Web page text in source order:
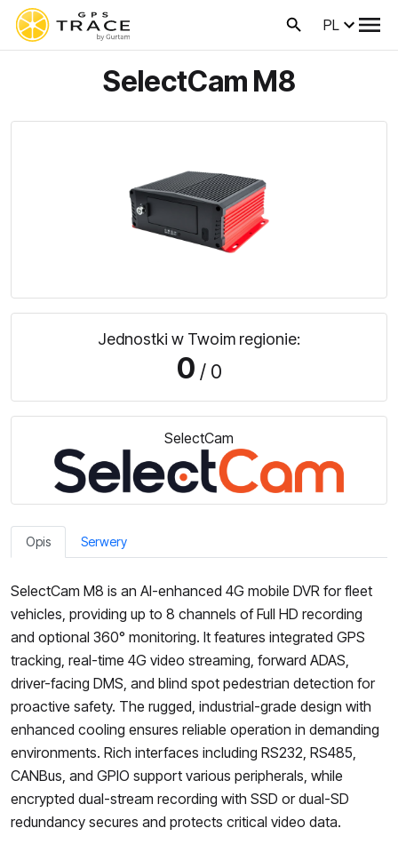
PL
SelectCam M8
Jednostki w Twoim regionie:
0 / 0
SelectCam
Opis Serwery
SelectCam M8 is an AI-enhanced 4G mobile DVR for fleet
vehicles, providing up to 8 channels of Full HD recording
and optional 360° monitoring. It features integrated GPS
tracking, real-time 4G video streaming, forward ADAS,
driver-facing DMS, and blind spot pedestrian detection for
proactive safety. The rugged, industrial-grade design with
enhanced cooling ensures reliable operation in demanding
environments. Rich interfaces including RS232, RS485,
CANBus, and GPIO support various peripherals, while
encrypted dual-stream recording with SSD or dual-SD
redundancy secures and protects critical video data.